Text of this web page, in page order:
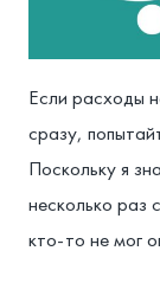
Если расходы
сразу,
Поскольку я
несколько раз
кто-то не мог